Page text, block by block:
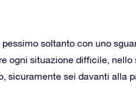
soltanto con uno
ogni situazione difficile, nello
sicuramente sei davanti alla